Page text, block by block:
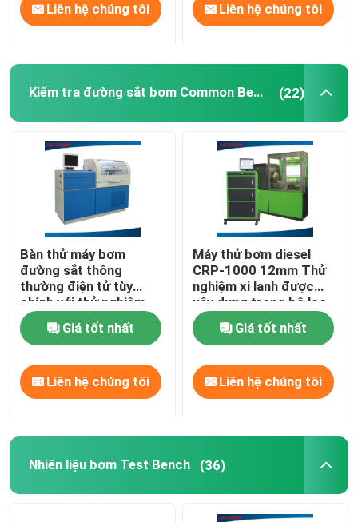
Liên hệ chúng tôi Liên hệ chúng tôi
Kiểm tra đường sắt bơm Common Bench (22)
Bàn thử máy bơm
đường sắt thông
thường điện tử tùy
chỉnh với thử nghiệm
ống tiêm BOSCH /
DENSO / SIEMENS /
DELPHI
Giá tốt nhất
Liên hệ chúng tôi
Máy thử bơm diesel
CRP-1000 12mm Thử
nghiệm xi lanh được
xây dựng trong bộ lọc
dầu tùy chỉnh
Giá tốt nhất
Liên hệ chúng tôi
Nhiên liệu bơm Test Bench (36)